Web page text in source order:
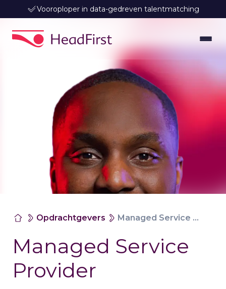
Vooroploper in data-gedreven talentmatching
Opdrachtgevers Managed Service Provider
Managed Service
Provider